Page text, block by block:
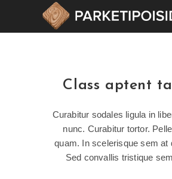
Class aptent
Curabitur sodales ligula in
nunc. Curabitur tortor.
quam. In scelerisque sem at
Sed convallis tristique